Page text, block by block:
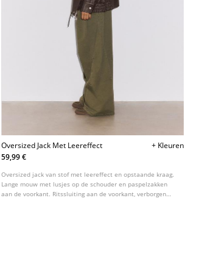
Oversized Jack Met Leereffect
+ Kleuren
59,99 €
Oversized jack van stof met leereffect en opstaande kraag.
Lange mouw met lusjes op de schouder en paspelzakken
aan de voorkant. Ritssluiting aan de voorkant, verborgen